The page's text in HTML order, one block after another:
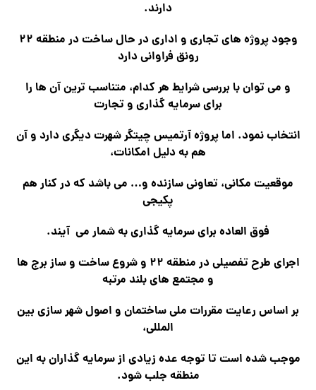
دارند.
وجود پروژه های تجاری و اداری در حال ساخت در منطقه ۲۲
رونق فراوانی دارد
و می توان با بررسی شرایط هر کدام، متناسب ترین آن ها را
برای سرمایه گذاری و تجارت
انتخاب نمود. اما پروژه آرتمیس چیتگر شهرت دیگری دارد و آن
هم به دلیل امکانات،
موقعیت مکانی، تعاونی سازنده و… می باشد که در کنار هم
پکیجی
فوق العاده برای سرمایه گذاری به شمار می آیند.
اجرای طرح تفصیلی در منطقه ۲۲ و شروع ساخت و ساز برج ها
و مجتمع های بلند مرتبه
بر اساس رعایت مقررات ملی ساختمان و اصول شهر سازی بین
المللی،
موجب شده است تا توجه عده زیادی از سرمایه گذاران به این
منطقه جلب شود.